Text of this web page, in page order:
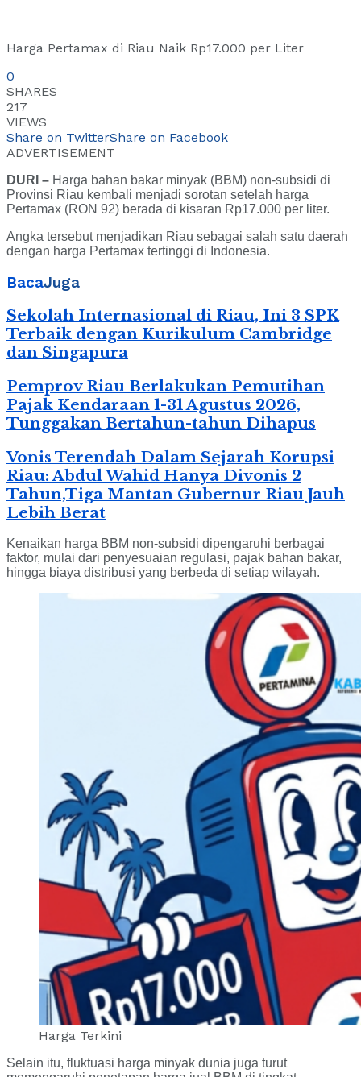
Harga Pertamax di Riau Naik Rp17.000 per Liter
0
SHARES
217
VIEWS
Share on TwitterShare on Facebook
ADVERTISEMENT
DURI – Harga bahan bakar minyak (BBM) non-subsidi di
Provinsi Riau kembali menjadi sorotan setelah harga
Pertamax (RON 92) berada di kisaran Rp17.000 per liter.
Angka tersebut menjadikan Riau sebagai salah satu daerah
dengan harga Pertamax tertinggi di Indonesia.
BacaJuga
Sekolah Internasional di Riau, Ini 3 SPK
Terbaik dengan Kurikulum Cambridge
dan Singapura
Pemprov Riau Berlakukan Pemutihan
Pajak Kendaraan 1-31 Agustus 2026,
Tunggakan Bertahun-tahun Dihapus
Vonis Terendah Dalam Sejarah Korupsi
Riau: Abdul Wahid Hanya Divonis 2
Tahun,Tiga Mantan Gubernur Riau Jauh
Lebih Berat
Kenaikan harga BBM non-subsidi dipengaruhi berbagai
faktor, mulai dari penyesuaian regulasi, pajak bahan bakar,
hingga biaya distribusi yang berbeda di setiap wilayah.
Harga Terkini
Selain itu, fluktuasi harga minyak dunia juga turut